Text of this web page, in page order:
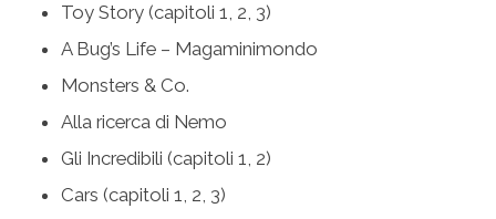
Toy Story (capitoli 1, 2, 3)
A Bug’s Life – Magaminimondo
Monsters & Co.
Alla ricerca di Nemo
Gli Incredibili (capitoli 1, 2)
Cars (capitoli 1, 2, 3)